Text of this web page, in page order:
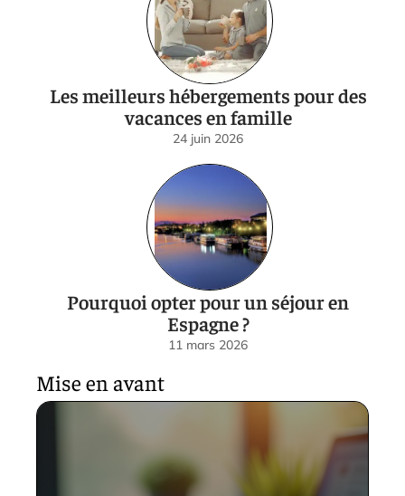
Les meilleurs hébergements pour des
vacances en famille
24 juin 2026
Pourquoi opter pour un séjour en
Espagne ?
11 mars 2026
Mise en avant